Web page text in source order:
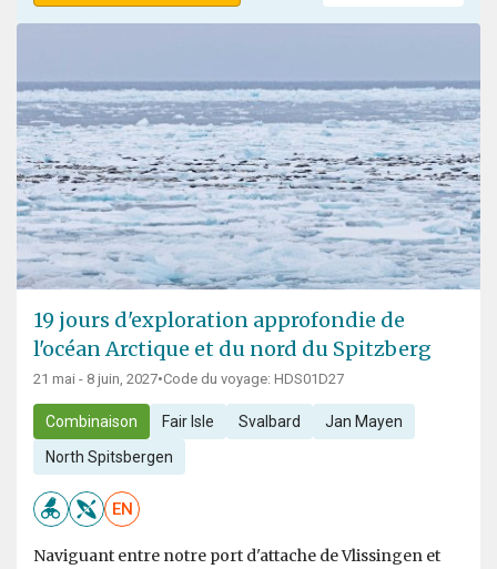
19 jours d'exploration approfondie de
l'océan Arctique et du nord du Spitzberg
21 mai - 8 juin, 2027•Code du voyage: HDS01D27
Combinaison Fair Isle Svalbard Jan Mayen
North Spitsbergen
EN
Naviguant entre notre port d'attache de Vlissingen et